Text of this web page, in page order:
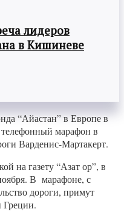
лидеров
в Кишиневе
“Айастан” в Европе в
телефонный марафон в
Варденис-Мартакерт.
на газету “Азат ор”, в
В марафоне, с
дороги, примут
Греции.